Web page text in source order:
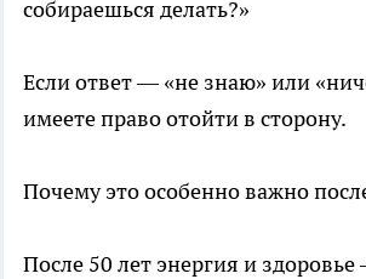
собираешься делать?»
Если ответ — «не знаю» или
имеете право отойти в сторону.
Почему это особенно важно
После 50 лет энергия и